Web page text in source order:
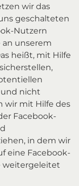
wir das
geschalteten
Nutzern
an unserem
heißt, mit Hilfe
nicht
wir mit Hilfe des
Facebook-
in dem wir
eine Facebook-
weitergeleitet